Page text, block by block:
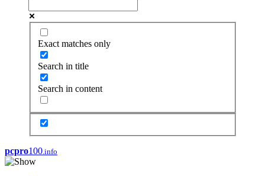
Exact matches only
Search in title
Search in content
pcpro100.info